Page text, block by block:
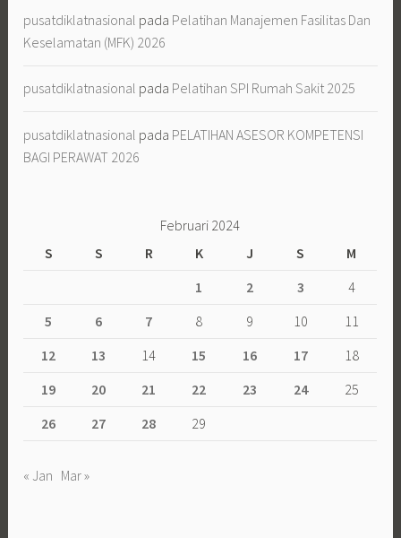
pusatdiklatnasional pada Pelatihan Manajemen Fasilitas Dan
Keselamatan (MFK) 2026
pusatdiklatnasional pada Pelatihan SPI Rumah Sakit 2025
pusatdiklatnasional pada PELATIHAN ASESOR KOMPETENSI
BAGI PERAWAT 2026
Februari 2024
S
S R K J S
M
1
2 3
4
5
6 7 8 9 10
11
12
13 14 15 16 17
18
19
20 21 22 23 24
25
26
27 28 29
« Jan Mar »